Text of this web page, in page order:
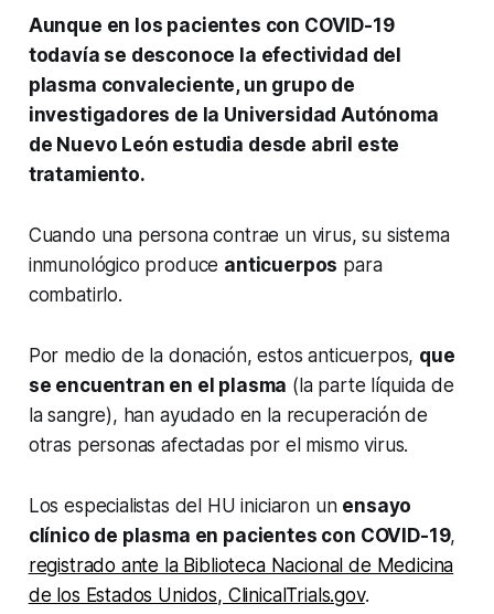
Aunque en los pacientes con COVID-19
todavía se desconoce la efectividad del
plasma convaleciente, un grupo de
investigadores de la Universidad Autónoma
de Nuevo León estudia desde abril este
tratamiento.
Cuando una persona contrae un virus, su sistema
inmunológico produce anticuerpos para
combatirlo.
Por medio de la donación, estos anticuerpos, que
se encuentran en el plasma (la parte líquida de
la sangre), han ayudado en la recuperación de
otras personas afectadas por el mismo virus.
Los especialistas del HU iniciaron un ensayo
clínico de plasma en pacientes con COVID-19,
registrado ante la Biblioteca Nacional de Medicina
de los Estados Unidos, ClinicalTrials.gov.